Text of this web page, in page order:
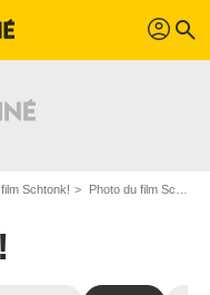
profil search
Schtonk! Photo du film Schtonk! - Photo 14